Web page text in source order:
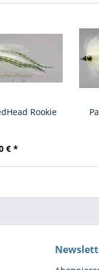
Rookie
€ *